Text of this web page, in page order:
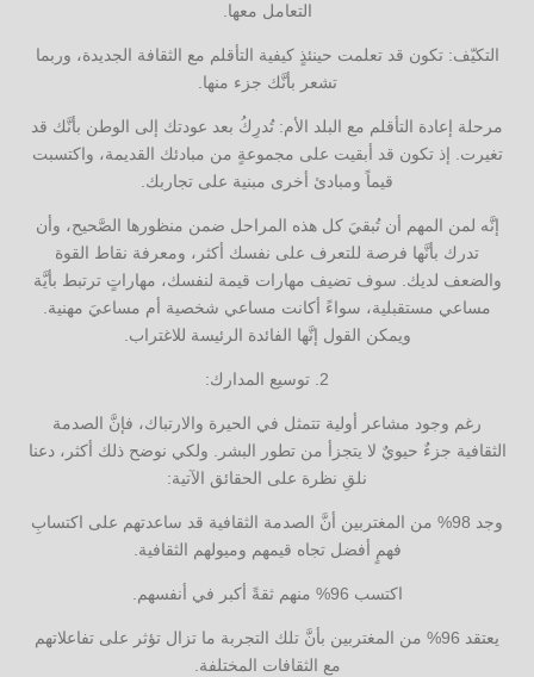
التعامل معها.
التكيّف: تكون قد تعلمت حينئذٍ كيفية التأقلم مع الثقافة الجديدة، وربما
تشعر بأنَّك جزء منها.
مرحلة إعادة التأقلم مع البلد الأم: تُدرِكُ بعد عودتك إلى الوطن بأنَّك قد
تغيرت. إذ تكون قد أبقيت على مجموعةٍ من مبادئك القديمة، واكتسبت
قيماً ومبادئ أخرى مبنية على تجاربك.
إنَّه لمن المهم أن تُبقيَ كل هذه المراحل ضمن منظورها الصَّحيح، وأن
تدرك بأنَّها فرصة للتعرف على نفسك أكثر، ومعرفة نقاط القوة
والضعف لديك. سوف تضيف مهارات قيمة لنفسك، مهاراتٍ ترتبط بأيَّة
مساعي مستقبلية، سواءً أكانت مساعي شخصية أم مساعيَ مهنية.
ويمكن القول إنَّها الفائدة الرئيسة للاغتراب.
2. توسيع المدارك:
رغم وجود مشاعر أولية تتمثل في الحيرة والارتباك، فإنَّ الصدمة
الثقافية جزءٌ حيويٌ لا يتجزأ من تطور البشر. ولكي نوضح ذلك أكثر، دعنا
نلقِ نظرة على الحقائق الآتية:
وجد 98% من المغتربين أنَّ الصدمة الثقافية قد ساعدتهم على اكتسابِ
فهمٍ أفضل تجاه قيمهم وميولهم الثقافية.
اكتسب 96% منهم ثقةً أكبر في أنفسهم.
يعتقد 96% من المغتربين بأنَّ تلك التجربة ما تزال تؤثر على تفاعلاتهم
مع الثقافات المختلفة.